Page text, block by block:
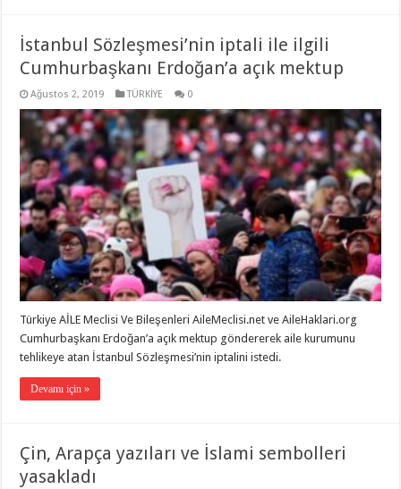
İstanbul Sözleşmesi’nin iptali ile ilgili
Cumhurbaşkanı Erdoğan’a açık mektup
Ağustos 2, 2019 TÜRKİYE 0
Türkiye AİLE Meclisi Ve Bileşenleri AileMeclisi.net ve AileHaklari.org
Cumhurbaşkanı Erdoğan’a açık mektup göndererek aile kurumunu
tehlikeye atan İstanbul Sözleşmesi’nin iptalini istedi.
Devamı için »
Çin, Arapça yazıları ve İslami sembolleri
yasakladı